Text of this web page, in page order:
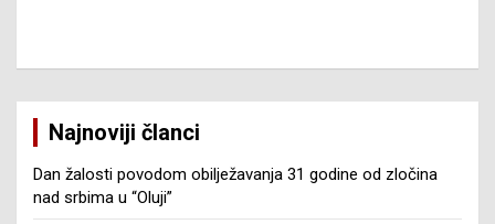
Najnoviji članci
Dan žalosti povodom obilježavanja 31 godine od zločina
nad srbima u “Oluji”